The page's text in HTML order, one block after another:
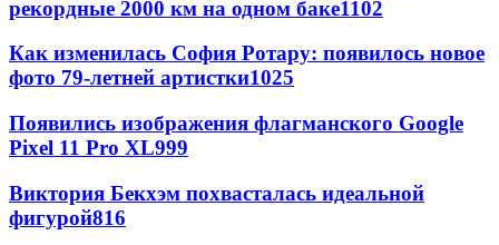
рекордные 2000 км на одном баке1102
Как изменилась София Ротару: появилось новое
фото 79-летней артистки1025
Появились изображения флагманского Google
Pixel 11 Pro XL999
Виктория Бекхэм похвасталась идеальной
фигурой816